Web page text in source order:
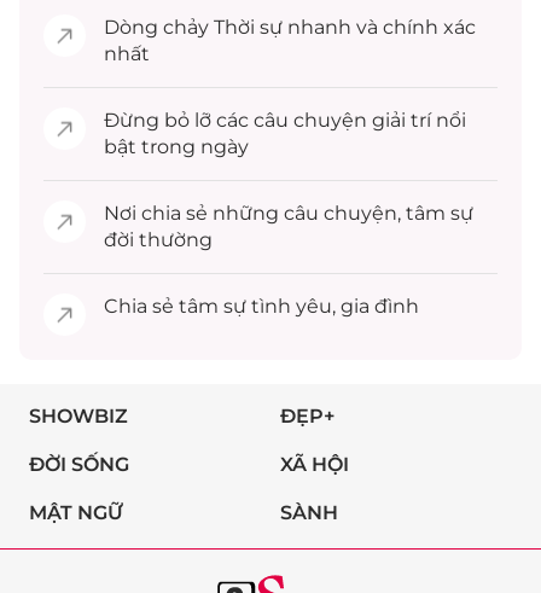
Dòng chảy Thời sự nhanh và chính xác
nhất
Đừng bỏ lỡ các câu chuyện giải trínổi
bật trong ngày
Nơi chia sẻ những câu chuyện, tâm sự
đời thường
Chia sẻ tâm sự tình yêu, gia đình
SHOWBIZ ĐẸP+
ĐỜI SỐNG XÃ HỘI
MẬT NGỮ SÀNH